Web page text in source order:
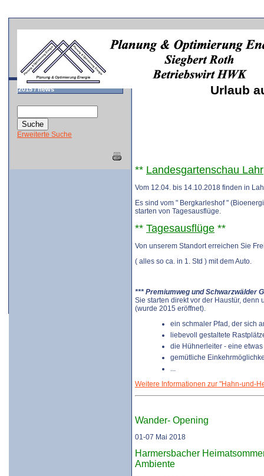
2015 / news
Erweiterte Suche
Urlaub
** Landesgartenschau Lahr
Vom 12.04. bis 14.10.2018 finden in
Es sind vom " Bergkarleshof "
starten von Tagesausflüge.
** Tagesausflüge **
Von unserem Standort erreichen Sie
( alles so ca. in 1. Std ) mit dem Auto.
*** Premiumweg und Schwarzwälder
Sie starten direkt vor der Haustür,
(wurde 2015 eröffnet).
ein schmaler Pfad, der sich
liebevoll gestaltete
die Hühnerleiter - eine
gemütliche
...
Weitere Informationen zur "Hahn-und-
Wander- Opening
01-07 Mai 2018
Harmersbacher
Ambiente